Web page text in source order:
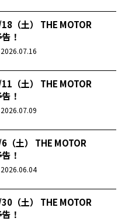
（土） THE MOTOR
！
2026.07.16
（土） THE MOTOR
！
2026.07.09
（土） THE MOTOR
！
2026.06.04
（土） THE MOTOR
！